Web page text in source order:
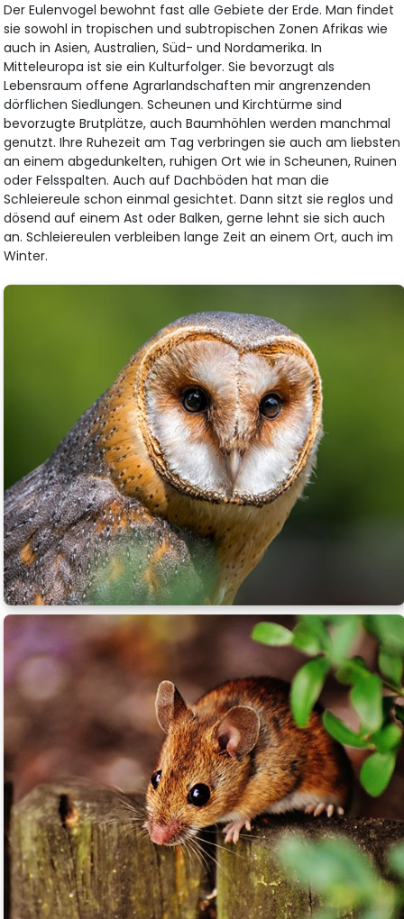
Der Eulenvogel bewohnt fast alle Gebiete der Erde. Man findet
sie sowohl in tropischen und subtropischen Zonen Afrikas wie
auch in Asien, Australien, Süd- und Nordamerika. In
Mitteleuropa ist sie ein Kulturfolger. Sie bevorzugt als
Lebensraum offene Agrarlandschaften mir angrenzenden
dörflichen Siedlungen. Scheunen und Kirchtürme sind
bevorzugte Brutplätze, auch Baumhöhlen werden manchmal
genutzt. Ihre Ruhezeit am Tag verbringen sie auch am liebsten
an einem abgedunkelten, ruhigen Ort wie in Scheunen, Ruinen
oder Felsspalten. Auch auf Dachböden hat man die
Schleiereule schon einmal gesichtet. Dann sitzt sie reglos und
dösend auf einem Ast oder Balken, gerne lehnt sie sich auch
an. Schleiereulen verbleiben lange Zeit an einem Ort, auch im
Winter.